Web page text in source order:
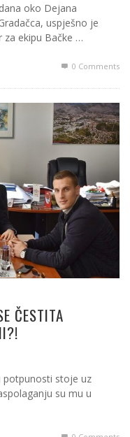
oko Dejana
uspješno je
za ekipu Bačke …
0 Comments
ČESTITA
potpunosti stoje uz
su mu u